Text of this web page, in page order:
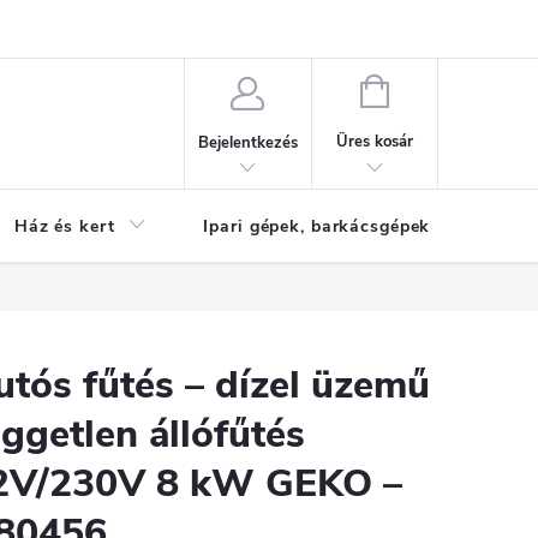
Bejelentkezés
KOSÁR
Üres kosár
Ház és kert Ipari gépek, barkácsgépek
fűtés – dízel üzemű
állófűtés
230V 8 kW GEKO –